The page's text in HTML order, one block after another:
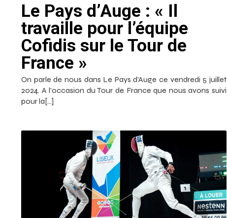
Le Pays d’Auge : « Il
travaille pour l’équipe
Cofidis sur le Tour de
France »
On parle de nous dans Le Pays d'Auge ce vendredi 5 juillet
2024. A l'occasion du Tour de France que nous avons suivi
pour la[…]